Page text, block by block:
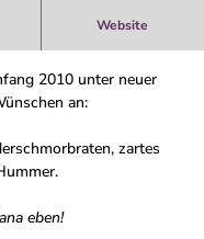
Website
mit hochwertiger
2010 unter neuer
an:
zartes
eben!